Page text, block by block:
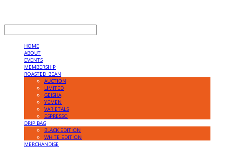
HOME
ABOUT
EVENTS
MEMBERSHIP
ROASTED_BEAN
AUCTION
LIMITED
GEISHA
YEMEN
VARIETALS
ESPRESSO
DRIP BAG
BLACK EDITION
WHITE EDITION
MERCHANDISE